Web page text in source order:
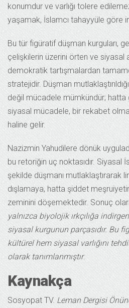
konumdur ve varlığı tolere
yaşamak, İslamcı tahayyüle göre
Bu tür figüratif düşman kurguları,
çelişkilerin üzerini örten ve siyasal
demokratik tartışmalardan
stratejidir. Düşman
değil mücadele mümkündür; hatta
siyasal mücadele, bir rekabet
haline gelir.
Nazizmin Yahudilere dönük
bu retoriğin uç noktasıdır. Siyasal
şekilde düşmanı mutlaklaştırarak
dışlamaya, hatta şiddet
zeminini döşemektedir. Sonuç
yalnızca biyolojik ırkçılığa
siyasal kurgunun parçasıdır. Bu
kültürel hem siyasal varlığını
olarak tanımlanmıştır.
Kaynakça
Sosyopat TV. Leman Dergisi